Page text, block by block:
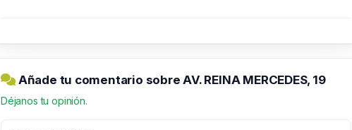
Añade tu comentario sobre AV. REINA MERCEDES, 19
Déjanos tu opinión.